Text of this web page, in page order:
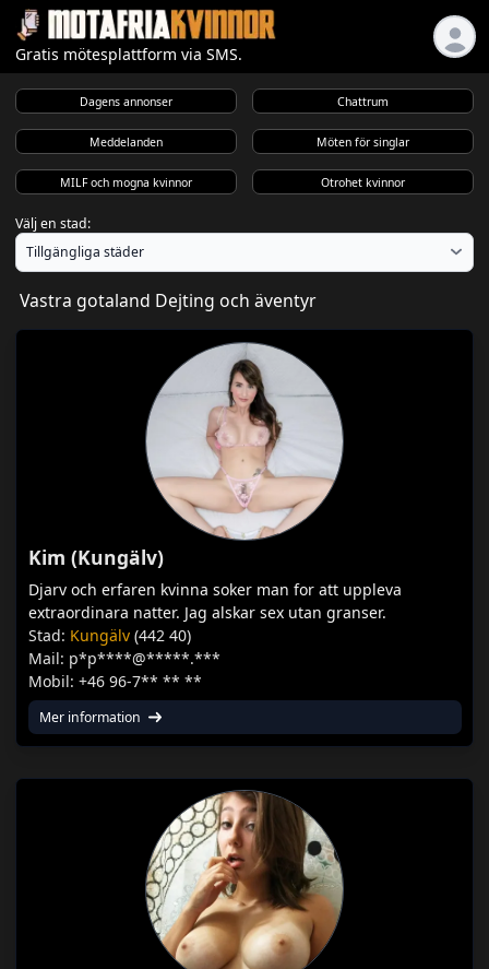
Gratis mötesplattform via SMS.
Dagens annonser Chattrum
Meddelanden Möten för singlar
MILF och mogna kvinnor Otrohet kvinnor
Välj en stad:
Vastra gotaland Dejting och äventyr
Kim (Kungälv)
Djarv och erfaren kvinna soker man for att uppleva
extraordinara natter. Jag alskar sex utan granser.
Stad: Kungälv (442 40)
Mail: p*p****@*****.***
Mobil: +46 96-7** ** **
Mer information